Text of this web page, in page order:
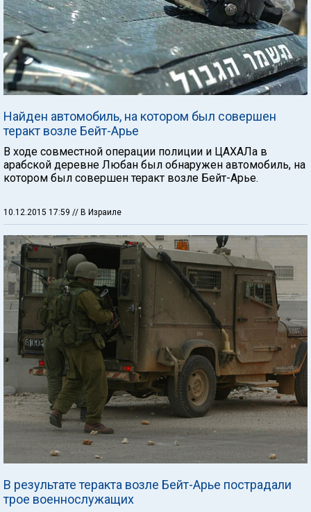
Найден автомобиль, на котором был совершен
теракт возле Бейт-Арье
В ходе совместной операции полиции и ЦАХАЛа в
арабской деревне Любан был обнаружен автомобиль, на
котором был совершен теракт возле Бейт-Арье.
10.12.2015 17:59 // В Израиле
В результате теракта возле Бейт-Арье пострадали
трое военнослужащих